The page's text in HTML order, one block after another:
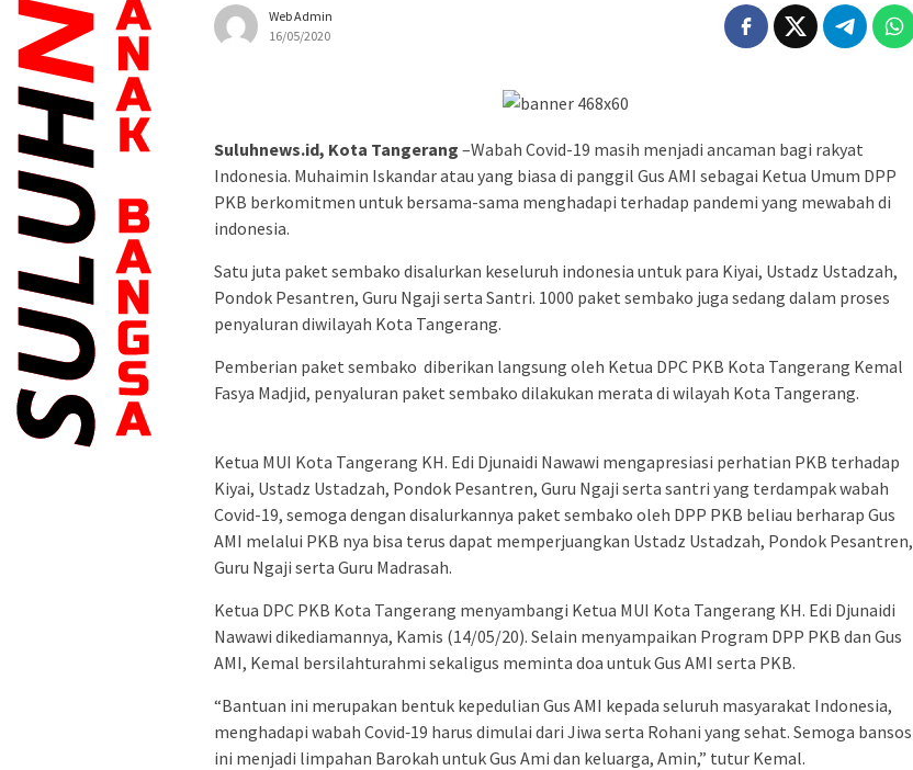
Web Admin
16/05/2020
Suluhnews.id, Kota Tangerang –Wabah Covid-19 masih menjadi ancaman bagi rakyat
Indonesia. Muhaimin Iskandar atau yang biasa di panggil Gus AMI sebagai Ketua Umum DPP
PKB berkomitmen untuk bersama-sama menghadapi terhadap pandemi yang mewabah di
indonesia.
Satu juta paket sembako disalurkan keseluruh indonesia untuk para Kiyai, Ustadz Ustadzah,
Pondok Pesantren, Guru Ngaji serta Santri. 1000 paket sembako juga sedang dalam proses
penyaluran diwilayah Kota Tangerang.
Pemberian paket sembako diberikan langsung oleh Ketua DPC PKB Kota Tangerang Kemal
Fasya Madjid, penyaluran paket sembako dilakukan merata di wilayah Kota Tangerang.
Ketua MUI Kota Tangerang KH. Edi Djunaidi Nawawi mengapresiasi perhatian PKB terhadap
Kiyai, Ustadz Ustadzah, Pondok Pesantren, Guru Ngaji serta santri yang terdampak wabah
Covid-19, semoga dengan disalurkannya paket sembako oleh DPP PKB beliau berharap Gus
AMI melalui PKB nya bisa terus dapat memperjuangkan Ustadz Ustadzah, Pondok Pesantren,
Guru Ngaji serta Guru Madrasah.
Ketua DPC PKB Kota Tangerang menyambangi Ketua MUI Kota Tangerang KH. Edi Djunaidi
Nawawi dikediamannya, Kamis (14/05/20). Selain menyampaikan Program DPP PKB dan Gus
AMI, Kemal bersilahturahmi sekaligus meminta doa untuk Gus AMI serta PKB.
“Bantuan ini merupakan bentuk kepedulian Gus AMI kepada seluruh masyarakat Indonesia,
menghadapi wabah Covid‐19 harus dimulai dari Jiwa serta Rohani yang sehat. Semoga bansos
ini menjadi limpahan Barokah untuk Gus Ami dan keluarga, Amin,” tutur Kemal.